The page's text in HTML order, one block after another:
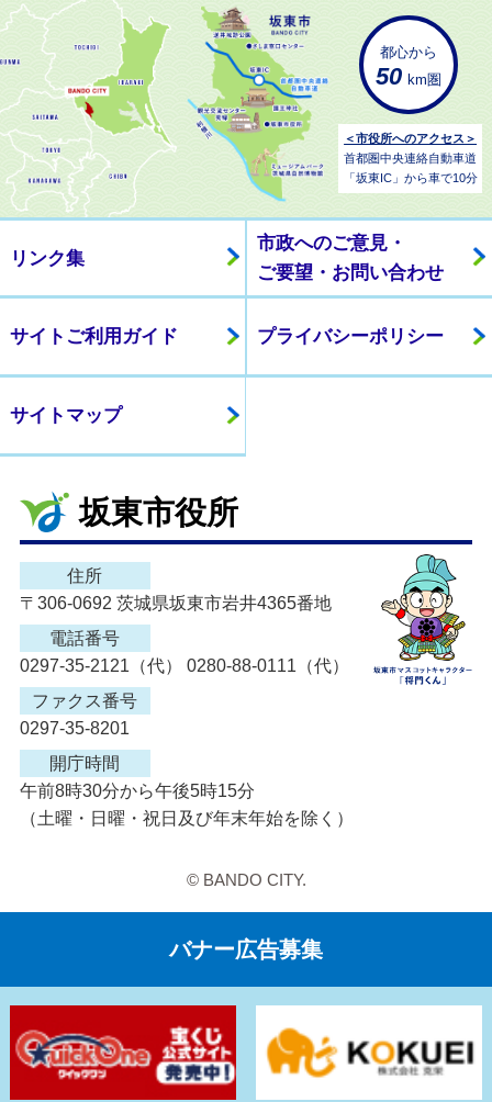
都心から
50 km圏
＜市役所へのアクセス＞
首都圏中央連絡自動車道
「坂東IC」から車で10分
リンク集
市政へのご意見・
ご要望・お問い合わせ
サイトご利用ガイド プライバシーポリシー
サイトマップ
坂東市役所
住所
〒306-0692 茨城県坂東市岩井4365番地
電話番号
0297-35-2121（代） 0280-88-0111（代）
ファクス番号
0297-35-8201
開庁時間
午前8時30分から午後5時15分
（土曜・日曜・祝日及び年末年始を除く）
© BANDO CITY.
バナー広告募集